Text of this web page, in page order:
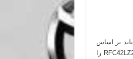
بر اساس
مدل و کد انتخاب کنید نه بر اساس تعداد الکترود. مثلا سیتروئن برای زانتیا شمع Eyquem با کد RFC42LZ2E را